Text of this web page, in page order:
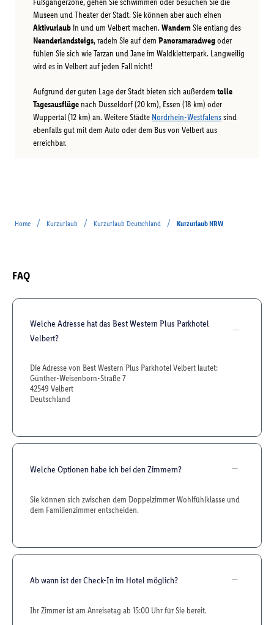
Fußgängerzone, gehen Sie schwimmen oder besuchen Sie die
Museen und Theater der Stadt. Sie können aber auch einen
Aktivurlaubin und um Velbert machen.WandernSie entlang des
Neanderlandsteigs, radeln Sie auf dem Panoramaradwegoder
fühlen Sie sich wie Tarzan und Jane im Waldkletterpark. Langweilig
wird es in Velbert auf jeden Fall nicht!
Aufgrund der guten Lage der Stadt bieten sich außerdem tolle
Tagesausflügenach Düsseldorf (20 km), Essen (18 km) oder
Wuppertal (12 km) an. Weitere Städte Nordrhein-Westfalenssind
ebenfalls gut mit dem Auto oder dem Bus von Velbert aus
erreichbar.
Home / Kurzurlaub / Kurzurlaub Deutschland / Kurzurlaub NRW
FAQ
Welche Adresse hat das Best Western Plus Parkhotel
Velbert?
Die Adresse von Best Western Plus Parkhotel Velbert lautet:
Günther-Weisenborn-Straße 7
42549 Velbert
Deutschland
Welche Optionen habe ich bei den Zimmern?
Sie können sich zwischen dem Doppelzimmer Wohlfühlklasse und
dem Familienzimmer entscheiden.
Ab wann ist der Check-In im Hotel möglich?
Ihr Zimmer ist am Anreisetag ab 15:00 Uhr für Sie bereit.